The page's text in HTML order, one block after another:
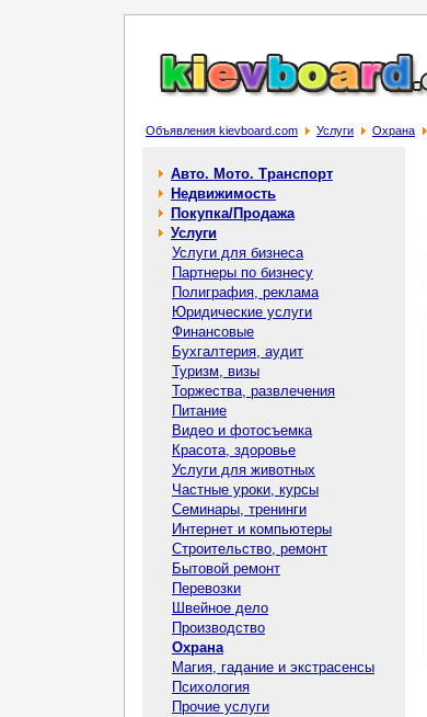
Объявления kievboard.com Услуги Охрана
Авто. Мото. Транспорт
Недвижимость
Покупка/Продажа
Услуги
Услуги для бизнеса
Партнеры по бизнесу
Полиграфия, реклама
Юридические услуги
Финансовые
Бухгалтерия, аудит
Туризм, визы
Торжества, развлечения
Питание
Видео и фотосъемка
Красота, здоровье
Услуги для животных
Частные уроки, курсы
Семинары, тренинги
Интернет и компьютеры
Строительство, ремонт
Бытовой ремонт
Перевозки
Швейное дело
Производство
Охрана
Магия, гадание и экстрасенсы
Психология
Прочие услуги